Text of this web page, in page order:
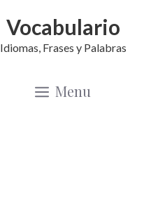
Vocabulario
Idiomas, Frases y Palabras
Menu